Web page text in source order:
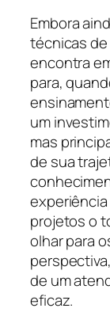
Embora
técnicas de
encontra
para,
um
mas
de sua
experiência
projetos o
olhar para
de um
eficaz.